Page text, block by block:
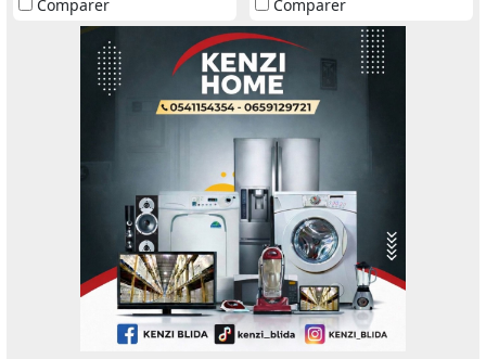
Comparer
Comparer